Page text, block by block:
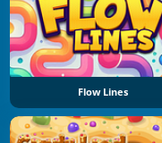
Flow Lines